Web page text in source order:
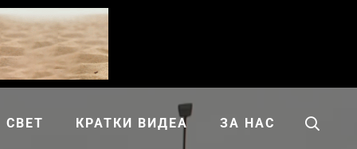
СВЕТ КРАТКИ ВИДЕА ЗА НАС